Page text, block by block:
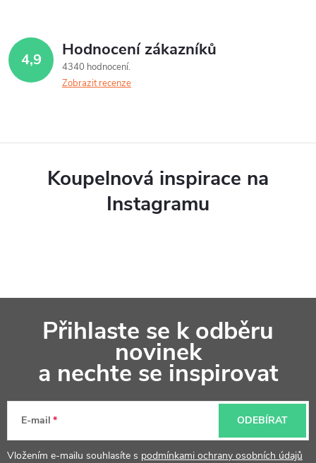
4,9 Hodnocení zákazníků
4340 hodnocení
Zobrazit recenze
Koupelnová inspirace na
Instagramu
a
Přihlaste se k odběru
novinek
a nechte se inspirovat
E-mail
Vložením e-mailu souhlasíte s podmínkami ochrany osobních údajů
ODEBÍRAT